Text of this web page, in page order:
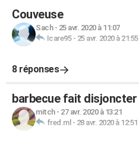
Couveuse
Sach- 25 avr. 2020 à 11:07
Icare95- 25 avr. 2020 à 21:55
8 réponses
barbecue fait disjoncter
mitch- 27 avr. 2020 à 13:21
fred.ml - 28 avr. 2020 à 12:51